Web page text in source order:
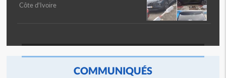
Côte d'Ivoire
COMMUNIQUÉS